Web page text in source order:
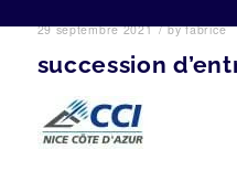
29 septembre 2021 / byfabrice
succession